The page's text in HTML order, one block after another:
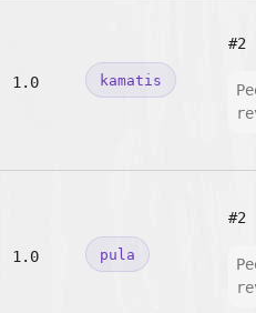
1.0 kamatis
#2
1.0 pula
#2